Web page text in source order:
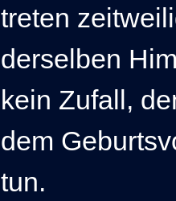
treten
derselben
kein Zufall,
dem
tun.